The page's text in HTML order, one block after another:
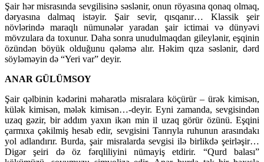
Şair hər misrasında sevgilisinə səslənir, onun röyasına qonaq olmaq,
dəryasına dalmaq istəyir. Şair sevir, qısqanır… Klassik şeir
növlərində maraqlı nümunələr yaradan şair ictimai və dünyəvi
mövzulara da toxunur. Daha sonra unudulmaqdan gileylənir, eşqinin
özündən böyük olduğunu qələmə alır. Həkim qıza səslənir, dərd
söyləməyin də “Yeri var” deyir.
ANAR GÜLÜMSOY
Şair qəlbinin kədərini məharətlə misralara köçürür – ürək kimisən,
külək kimisən, mələk kimisən…-deyir. Eyni zamanda, sevgisindən
uzaq gəzir, bir addım yaxın ikən min il uzaq görür özünü. Eşqini
çarmıxa çəkilmiş hesab edir, sevgisini Tanrıyla ruhunun arasındakı
yol adlandırır. Burda, şair misralarda sevgisi ilə birlikdə şeirləşir…
Digər şeiri də öz fərqliliyini nümayiş etdirir. “Qurd balası”